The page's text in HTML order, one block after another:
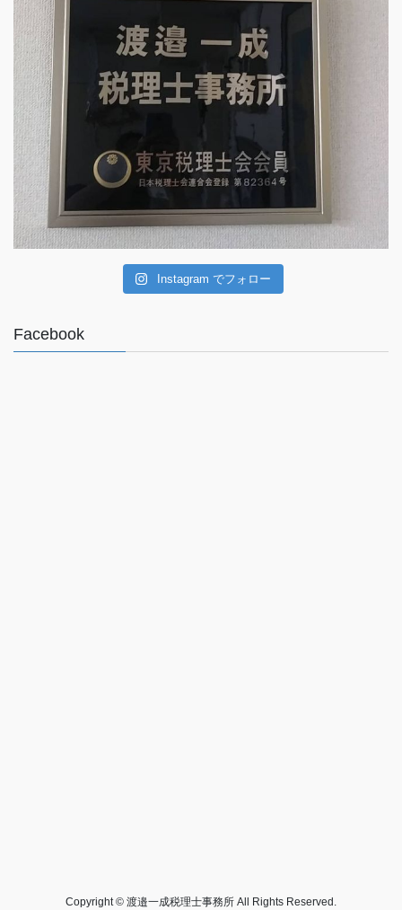
Instagram でフォロー
Facebook
Copyright © 渡邉一成税理士事務所 All Rights Reserved.